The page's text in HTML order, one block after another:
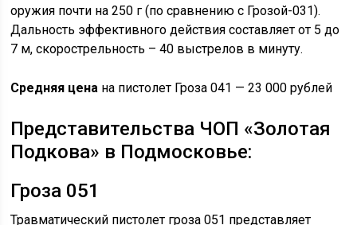
оружия почти на 250 г (по сравнению с Грозой-031).
Дальность эффективного действия составляет от 5 до
7 м, скорострельность – 40 выстрелов в минуту.
Средняя цена на пистолет Гроза 041 — 23 000 рублей
Представительства ЧОП «Золотая
Подкова» в Подмосковье:
Гроза 051
Травматический пистолет гроза 051 представляет